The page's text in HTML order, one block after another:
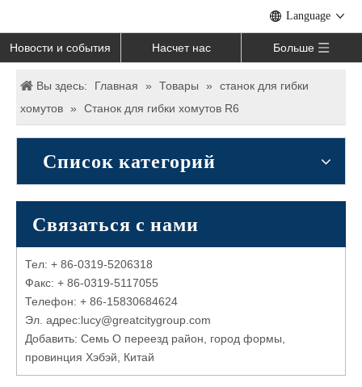
Language
Новости и события Насчет нас Больше
Вы здесь: Главная » Товары »
станок для гибки
хомутов » Станок для гибки хомутов R6
Список категорий
Связаться с нами
Тел: + 86-0319-5206318
Факс: + 86-0319-5117055
Телефон: + 86-15830684624
Эл. адрес:lucy@greatcitygroup.com
Добавить: Семь O переезд район, город формы,
провинция Хэбэй, Китай